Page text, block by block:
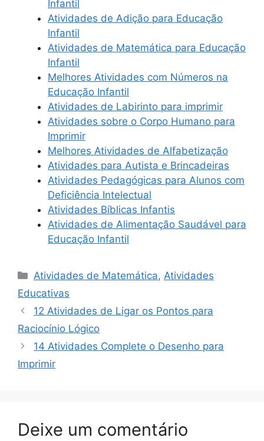
Infantil
Atividades de Adição para Educação
Infantil
Atividades de Matemática para Educação
Infantil
Melhores Atividades com Números na
Educação Infantil
Atividades de Labirinto para imprimir
Atividades sobre o Corpo Humano para
Imprimir
Melhores Atividades de Alfabetização
Atividades para Autista e Brincadeiras
Atividades Pedagógicas para Alunos com
Deficiência Intelectual
Atividades Bíblicas Infantis
Atividades de Alimentação Saudável para
Educação Infantil
Categorias
Atividades de Matemática,Atividades
Educativas
12 Atividades de Ligar os Pontos para
Raciocínio Lógico
14 Atividades Complete o Desenho para
Imprimir
Deixe um comentário